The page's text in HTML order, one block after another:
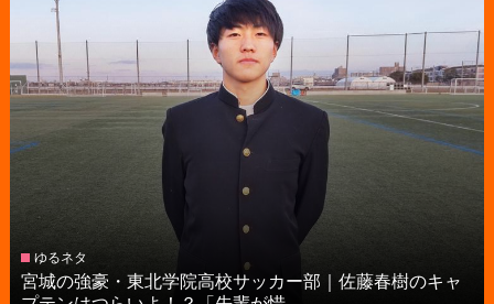
ゆるネタ
宮城の強豪・東北学院高校サッカー部｜佐藤春樹のキャ